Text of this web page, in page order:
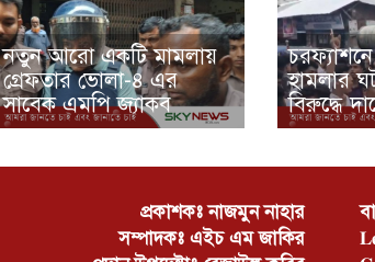
নতুন আরো একটি মামলায়
গ্রেফতার ভোলা-৪ এর
সাবেক এমপি জ্যাকব
চরফ্যাশনে
হামলার
বিরুদ্ধে
প্রকাশকঃ নাজমুন নাহার
সম্পাদকঃ এইচ এম জাকির